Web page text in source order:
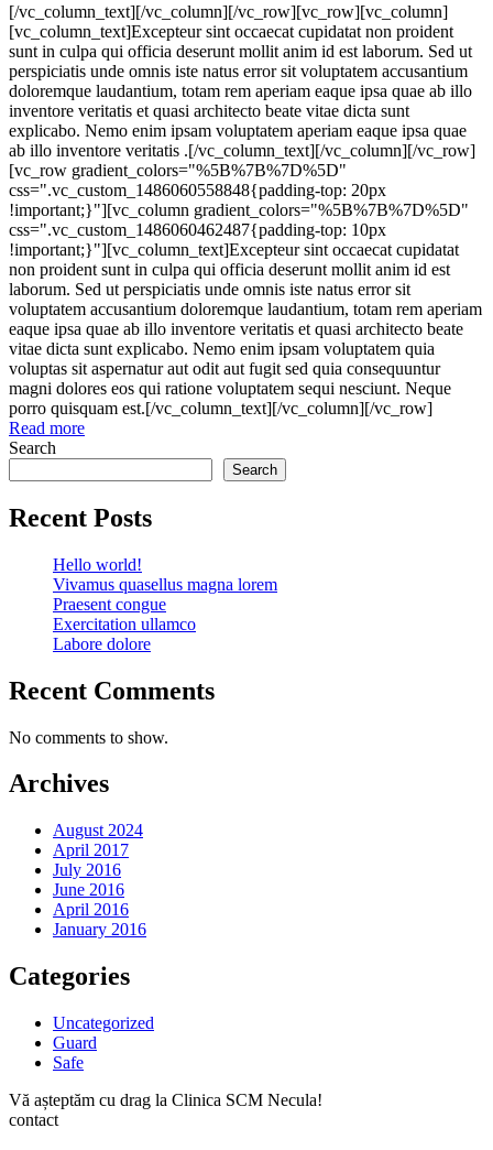
[/vc_column_text][/vc_column][/vc_row][vc_row][vc_column]
[vc_column_text]Excepteur sint occaecat cupidatat non proident
sunt in culpa qui officia deserunt mollit anim id est laborum. Sed ut
perspiciatis unde omnis iste natus error sit voluptatem accusantium
doloremque laudantium, totam rem aperiam eaque ipsa quae ab illo
inventore veritatis et quasi architecto beate vitae dicta sunt
explicabo. Nemo enim ipsam voluptatem aperiam eaque ipsa quae
ab illo inventore veritatis .[/vc_column_text][/vc_column][/vc_row]
[vc_row gradient_colors="%5B%7B%7D%5D"
css=".vc_custom_1486060558848{padding-top: 20px
!important;}"][vc_column gradient_colors="%5B%7B%7D%5D"
css=".vc_custom_1486060462487{padding-top: 10px
!important;}"][vc_column_text]Excepteur sint occaecat cupidatat
non proident sunt in culpa qui officia deserunt mollit anim id est
laborum. Sed ut perspiciatis unde omnis iste natus error sit
voluptatem accusantium doloremque laudantium, totam rem aperiam
eaque ipsa quae ab illo inventore veritatis et quasi architecto beate
vitae dicta sunt explicabo. Nemo enim ipsam voluptatem quia
voluptas sit aspernatur aut odit aut fugit sed quia consequuntur
magni dolores eos qui ratione voluptatem sequi nesciunt. Neque
porro quisquam est.[/vc_column_text][/vc_column][/vc_row]
Read more
Search
Search
Recent Posts
Hello world!
Vivamus quasellus magna lorem
Praesent congue
Exercitation ullamco
Labore dolore
Recent Comments
No comments to show.
Archives
August 2024
April 2017
July 2016
June 2016
April 2016
January 2016
Categories
Uncategorized
Guard
Safe
Vă așteptăm cu drag la Clinica SCM Necula!
contact